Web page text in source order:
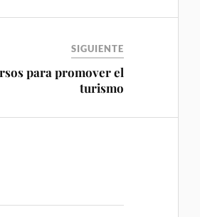
SIGUIENTE
para promover el
turismo